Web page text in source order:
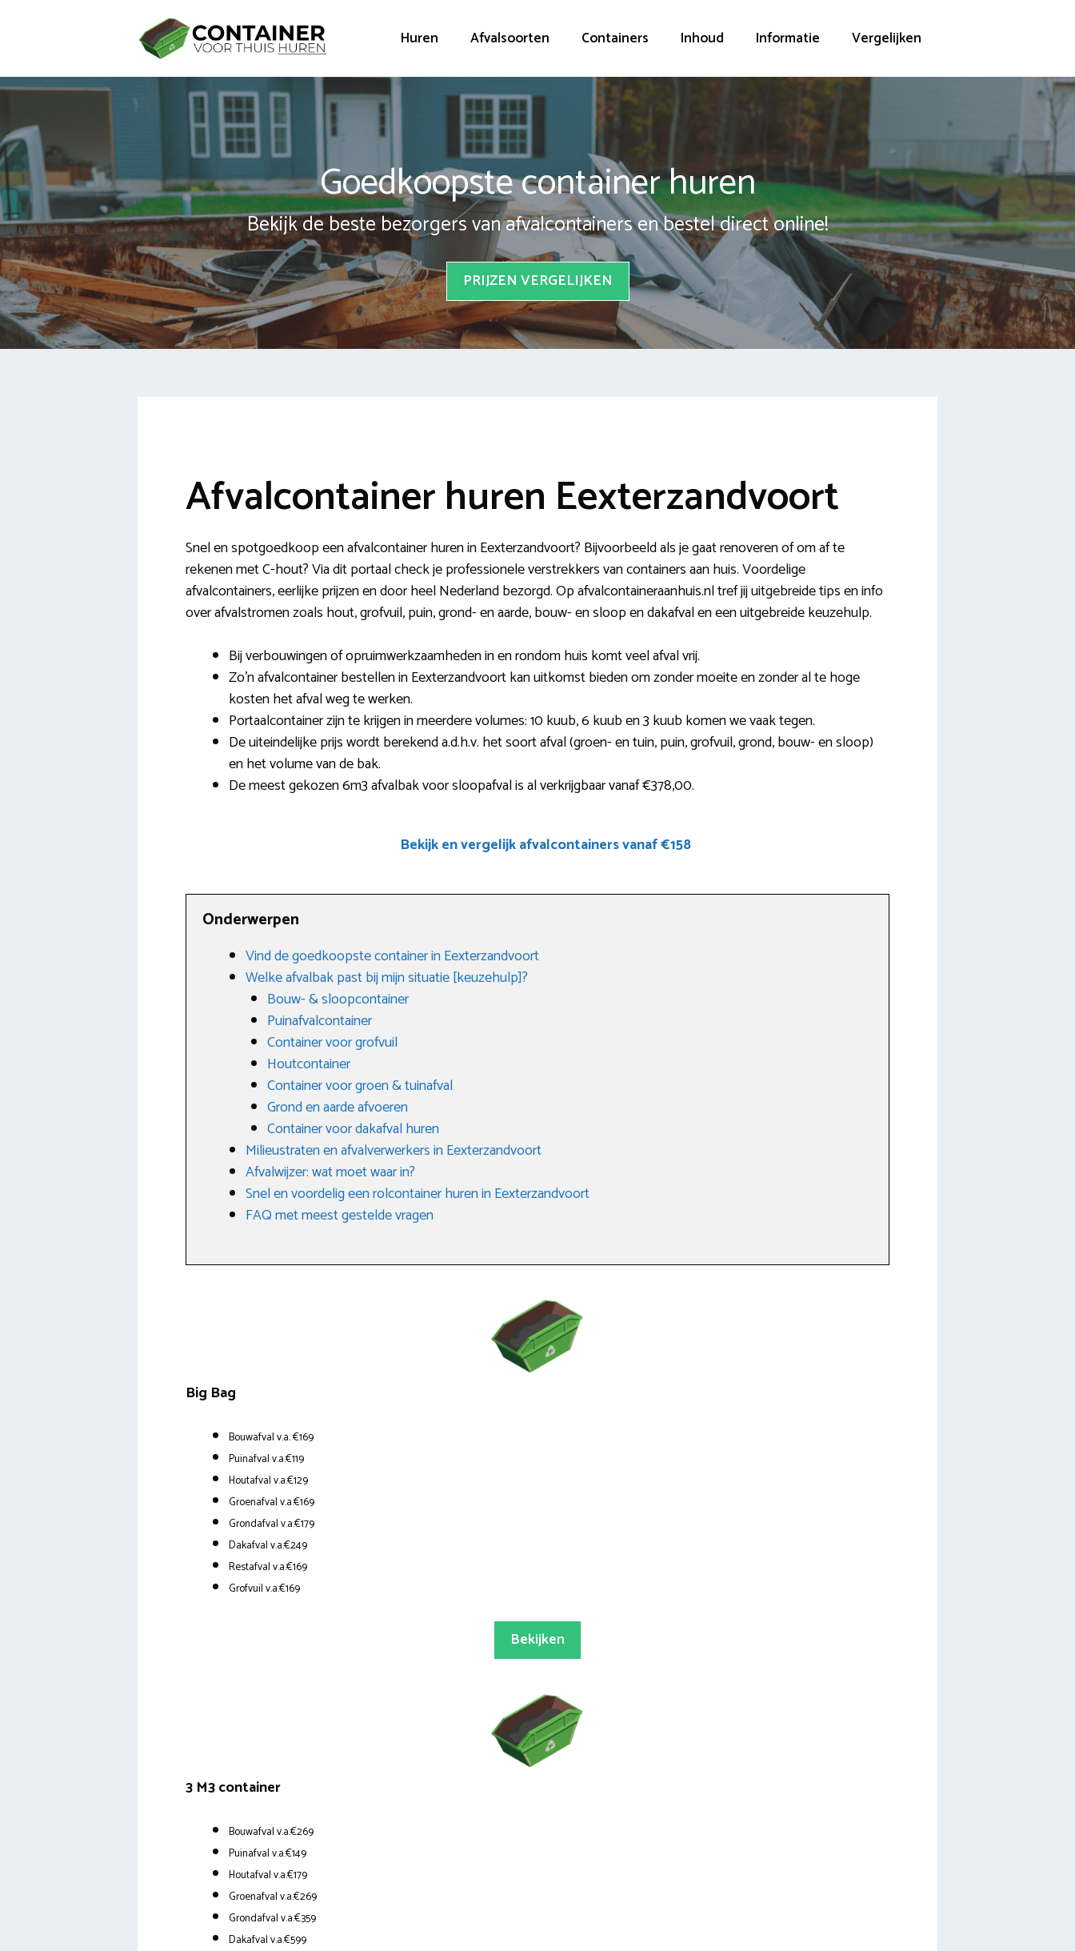
Huren Afvalsoorten Containers Inhoud Informatie Vergelijken
Goedkoopste container huren
Bekijk de beste bezorgers van afvalcontainers en bestel direct online!
PRIJZEN VERGELIJKEN
Afvalcontainer huren Eexterzandvoort
Snel en spotgoedkoop een afvalcontainer huren in Eexterzandvoort? Bijvoorbeeld als je gaat renoveren of om af te
rekenen met C-hout? Via dit portaal check je professionele verstrekkers van containers aan huis. Voordelige
afvalcontainers, eerlijke prijzen en door heel Nederland bezorgd. Op afvalcontaineraanhuis.nl tref jij uitgebreide tips en info
over afvalstromen zoals hout, grofvuil, puin, grond- en aarde, bouw- en sloop en dakafval en een uitgebreide keuzehulp.
Bij verbouwingen of opruimwerkzaamheden in en rondom huis komt veel afval vrij.
Zo’n afvalcontainer bestellen in Eexterzandvoort kan uitkomst bieden om zonder moeite en zonder al te hoge
kosten het afval weg te werken.
Portaalcontainer zijn te krijgen in meerdere volumes: 10 kuub, 6 kuub en 3 kuub komen we vaak tegen.
De uiteindelijke prijs wordt berekend a.d.h.v. het soort afval (groen- en tuin, puin, grofvuil, grond, bouw- en sloop)
en het volume van de bak.
De meest gekozen 6m3 afvalbak voor sloopafval is al verkrijgbaar vanaf €378,00.
Bekijk en vergelijk afvalcontainers vanaf €158
Onderwerpen
Vind de goedkoopste container in Eexterzandvoort
Welke afvalbak past bij mijn situatie [keuzehulp]?
Bouw- & sloopcontainer
Puinafvalcontainer
Container voor grofvuil
Houtcontainer
Container voor groen & tuinafval
Grond en aarde afvoeren
Container voor dakafval huren
Milieustraten en afvalverwerkers in Eexterzandvoort
Afvalwijzer: wat moet waar in?
Snel en voordelig een rolcontainer huren in Eexterzandvoort
FAQ met meest gestelde vragen
Big Bag
Bouwafval v.a. €169
Puinafval v.a.€119
Houtafval v.a.€129
Groenafval v.a.€169
Grondafval v.a.€179
Dakafval v.a.€249
Restafval v.a.€169
Grofvuil v.a.€169
Bekijken
3 M3 container
Bouwafval v.a.€269
Puinafval v.a.€149
Houtafval v.a.€179
Groenafval v.a.€269
Grondafval v.a.€359
Dakafval v.a.€599